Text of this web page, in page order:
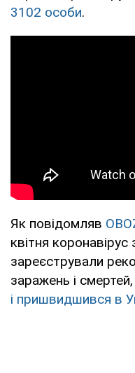
3102 особи.
Як повідомляв
квітня
зареєстрували
заражень і смертей,
і пришвидшився в